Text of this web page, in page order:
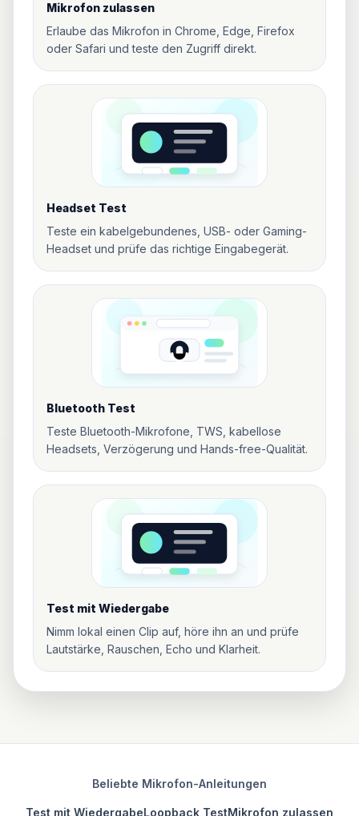
Mikrofon zulassen
Erlaube das Mikrofon in Chrome, Edge, Firefox
oder Safari und teste den Zugriff direkt.
Headset Test
Teste ein kabelgebundenes, USB- oder Gaming-
Headset und prüfe das richtige Eingabegerät.
Bluetooth Test
Teste Bluetooth-Mikrofone, TWS, kabellose
Headsets, Verzögerung und Hands-free-Qualität.
Test mit Wiedergabe
Nimm lokal einen Clip auf, höre ihn an und prüfe
Lautstärke, Rauschen, Echo und Klarheit.
Beliebte Mikrofon-Anleitungen
Test mit WiedergabeLoopback TestMikrofon zulassen